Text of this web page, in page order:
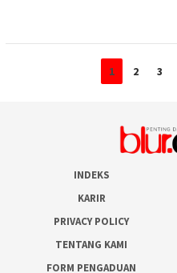
1 2 3
INDEKS
KARIR
PRIVACY POLICY
TENTANG KAMI
FORM PENGADUAN